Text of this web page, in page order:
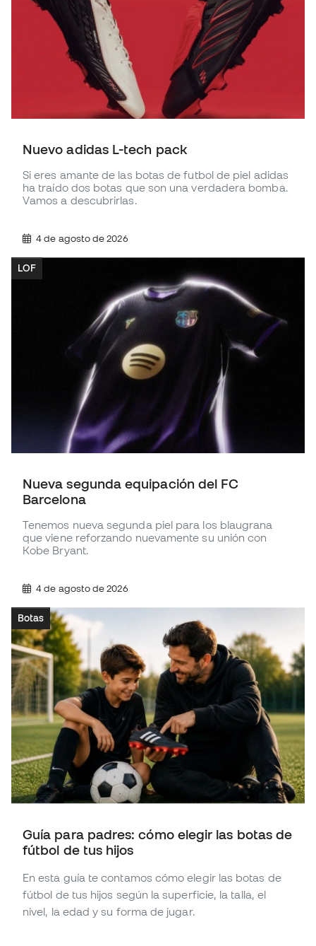
Nuevo adidas L-tech pack
Si eres amante de las botas de futbol de piel adidas
ha traído dos botas que son una verdadera bomba.
Vamos a descubrirlas.
4 de agosto de 2026
LOF
Nueva segunda equipación del FC
Barcelona
Tenemos nueva segunda piel para los blaugrana
que viene reforzando nuevamente su unión con
Kobe Bryant.
4 de agosto de 2026
Botas
Guía para padres: cómo elegir las botas de
fútbol de tus hijos
En esta guía te contamos cómo elegir las botas de
fútbol de tus hijos según la superficie, la talla, el
nivel, la edad y su forma de jugar.